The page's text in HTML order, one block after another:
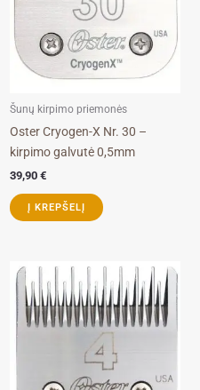
Šunų kirpimo priemonės
Oster Cryogen-X Nr. 30 –
kirpimo galvutė 0,5mm
39,90 €
Į KREPŠELĮ